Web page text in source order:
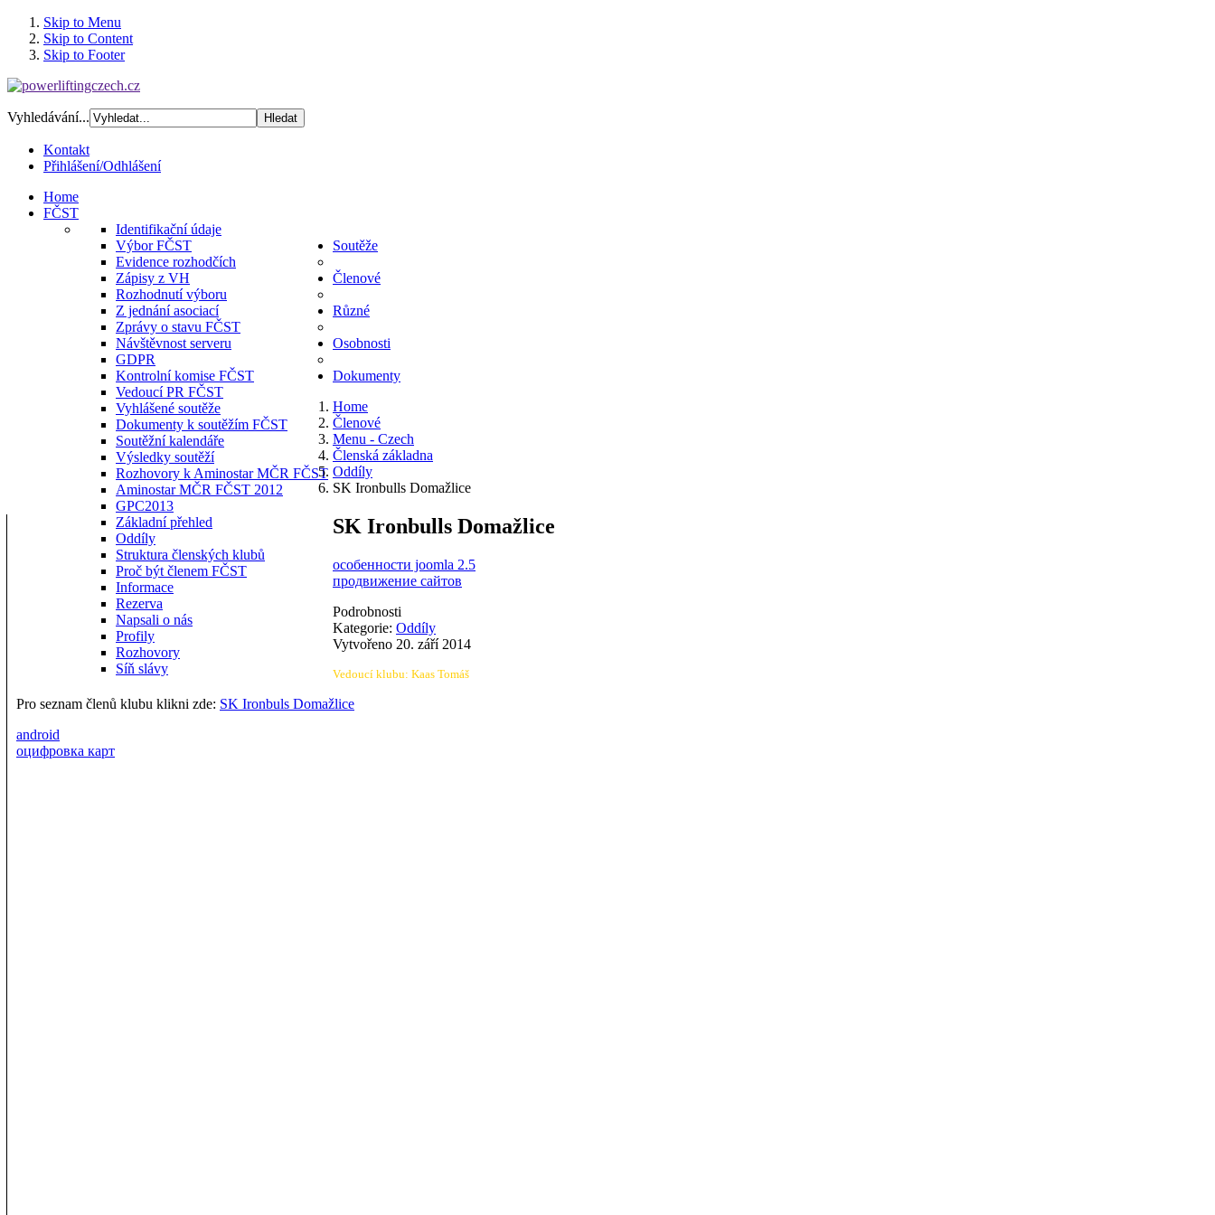
Skip to Menu
Skip to Content
Skip to Footer
Vyhledávání...
Kontakt
Přihlášení/Odhlášení
Home
FČST
Identifikační údaje
Výbor FČST
Evidence rozhodčích
Zápisy z VH
Rozhodnutí výboru
Z jednání asociací
Zprávy o stavu FČST
Návštěvnost serveru
GDPR
Kontrolní komise FČST
Vedoucí PR FČST
Soutěže
Vyhlášené soutěže
Dokumenty k soutěžím FČST
Soutěžní kalendáře
Výsledky soutěží
Rozhovory k Aminostar MČR FČST
Aminostar MČR FČST 2012
GPC2013
Členové
Základní přehled
Oddíly
Struktura členských klubů
Proč být členem FČST
Různé
Informace
Rezerva
Osobnosti
Napsali o nás
Profily
Rozhovory
Síň slávy
Dokumenty
Home
Členové
Menu - Czech
Členská základna
Oddíly
SK Ironbulls Domažlice
SK Ironbulls Domažlice
особенности joomla 2.5
продвижение сайтов
Podrobnosti
Kategorie: Oddíly
Vytvořeno 20. září 2014
Vedoucí klubu: Kaas Tomáš
Pro seznam členů klubu klikni zde: SK Ironbuls Domažlice
android
оцифровка карт